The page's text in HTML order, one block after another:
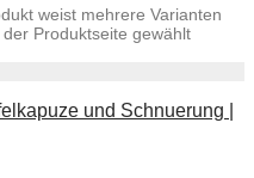
weist mehrere Varianten
Produktseite gewählt
und Schnuerung |